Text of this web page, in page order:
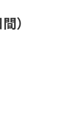
）